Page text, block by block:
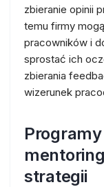
zbieranie opinii
temu firmy
pracowników i
sprostać ich
zbierania
wizerunek
strategii